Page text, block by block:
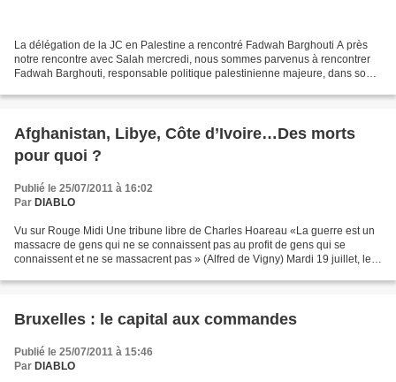
La délégation de la JC en Palestine a rencontré Fadwah Barghouti A près
notre rencontre avec Salah mercredi, nous sommes parvenus à rencontrer
Fadwah Barghouti, responsable politique palestinienne majeure, dans son
Afghanistan, Libye, Côte d’Ivoire…Des morts
pour quoi ?
Publié le 25/07/2011 à 16:02
Par DIABLO
Vu sur Rouge Midi Une tribune libre de Charles Hoareau «La guerre est un
massacre de gens qui ne se connaissent pas au profit de gens qui se
connaissent et ne se massacrent pas » (Alfred de Vigny) Mardi 19 juillet, le
Bruxelles : le capital aux commandes
Publié le 25/07/2011 à 15:46
Par DIABLO